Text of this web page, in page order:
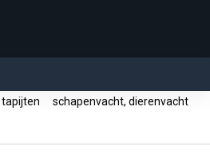
tapijten
schapenvacht, dierenvacht